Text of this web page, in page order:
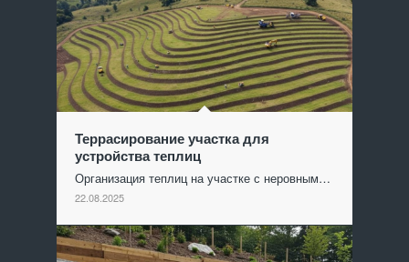
Террасирование участка для
устройства теплиц
Организация теплиц на участке с неровным…
22.08.2025